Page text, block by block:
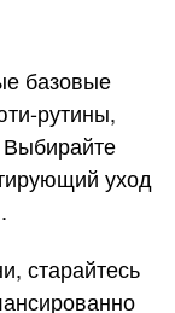
базовые
рутины,
уход
старайтесь